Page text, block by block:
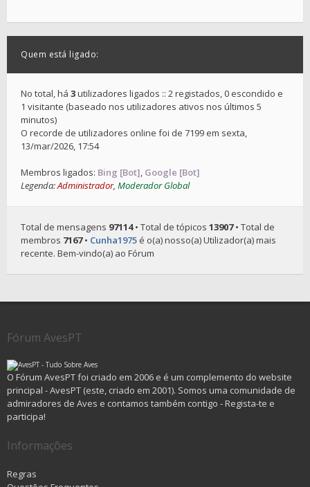
Quem está ligado:
No total, há 3utilizadores ligados :: 2 registados, 0 escondido e
1 visitante (baseado nos utilizadores ativos nos últimos 5
minutos)
O recorde de utilizadores online foi de 7199 em sexta,
13/mar/2026, 17:54
Membros ligados: Bing [Bot], Google [Bot]
Legenda:Administrador, Moderador Global
Total de mensagens 97114• Total de tópicos 13907• Total de
membros 7167• Cunha1975 é o(a) nosso(a) Utilizador(a) mais
recente. Bem-vindo(a) ao Fórum
Fórum AvesPT
O Fórum AvesPT foi criado em 2006 e é um complemento do website
principal - AvesPT (este, criado em 2001). Somos uma comunidade de
admiradores de Aves e contamos também contigo - Regista-te e
participa!
Informações
Regras